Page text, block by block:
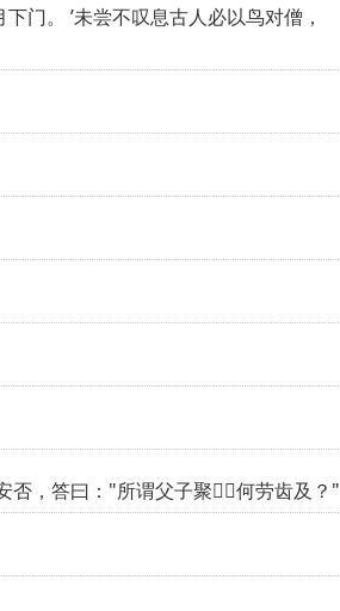
门。 ’未尝不叹息古人必以鸟对僧，
否，答曰："所谓父子聚，何劳齿及？"